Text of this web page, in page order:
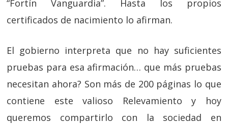
“Fortín Vanguardia”. Hasta los propios
certificados de nacimiento lo afirman.
El gobierno interpreta que no hay suficientes
pruebas para esa afirmación… que más pruebas
necesitan ahora? Son más de 200 páginas lo que
contiene este valioso Relevamiento y hoy
queremos compartirlo con la sociedad en